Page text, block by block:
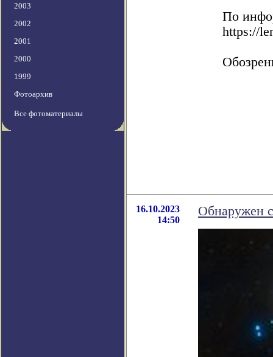
2003
2002
2001
2000
1999
Фотоархив
Все фотоматериалы
По
https://
16.10.2023
14:50
Обнаружен